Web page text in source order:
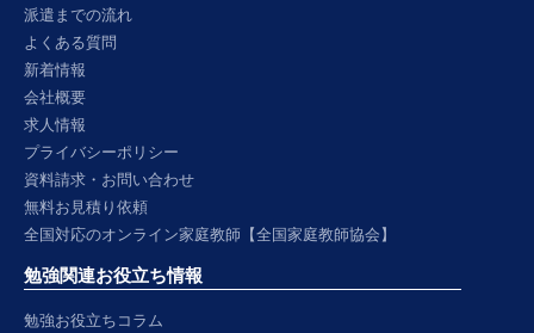
派遣までの流れ
よくある質問
新着情報
会社概要
求人情報
プライバシーポリシー
資料請求・お問い合わせ
無料お見積り依頼
全国対応のオンライン家庭教師【全国家庭教師協会】
勉強関連お役立ち情報
勉強お役立ちコラム